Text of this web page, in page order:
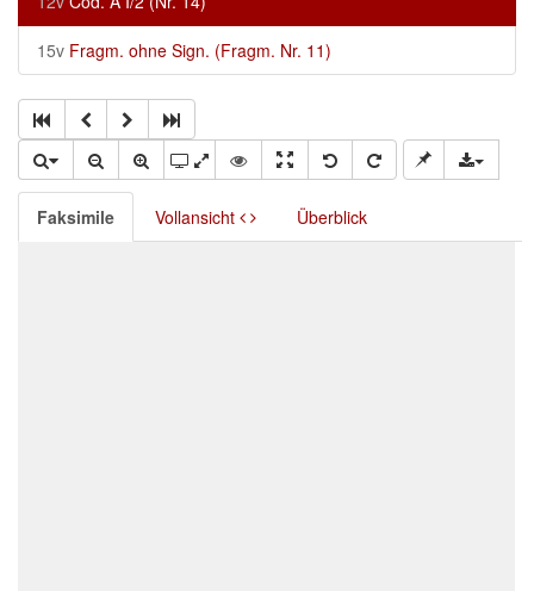
15v Fragm. ohne Sign. (Fragm. Nr. 11)
Faksimile Vollansicht Überblick